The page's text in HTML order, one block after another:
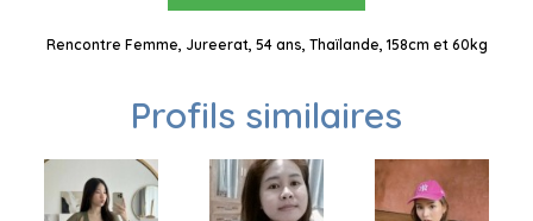
Rencontre Femme, Jureerat, 54 ans, Thaïlande, 158cm et 60kg
Profils similaires